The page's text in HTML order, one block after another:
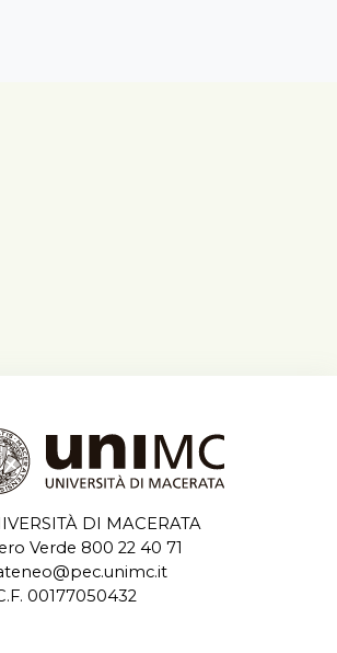
DI MACERATA
Verde 800 22 40 71
00177050432